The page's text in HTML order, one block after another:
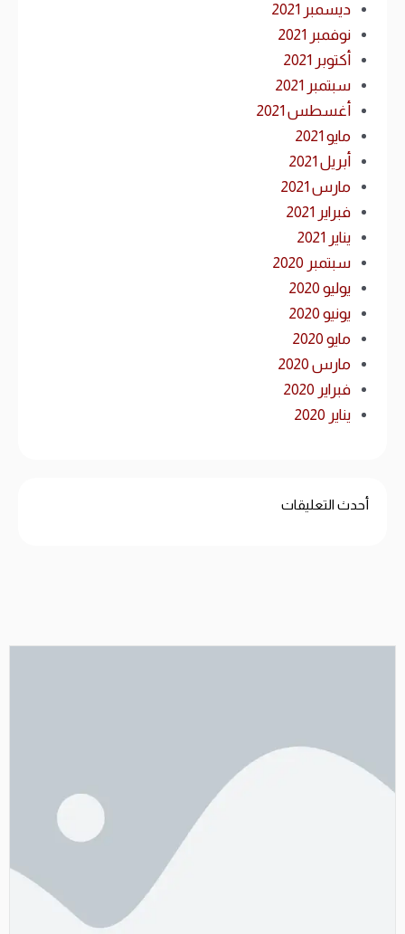
ديسمبر 2021
نوفمبر 2021
أكتوبر 2021
سبتمبر 2021
أغسطس 2021
مايو 2021
أبريل 2021
مارس 2021
فبراير 2021
يناير 2021
سبتمبر 2020
يوليو 2020
يونيو 2020
مايو 2020
مارس 2020
فبراير 2020
يناير 2020
أحدث التعليقات